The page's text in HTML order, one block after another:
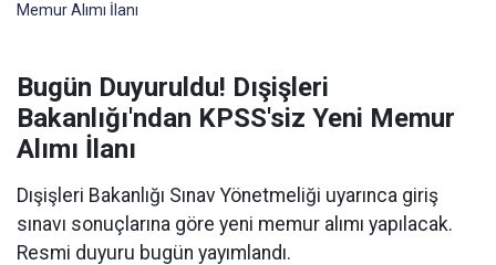
Memur Alımı İlanı
Bugün Duyuruldu! Dışişleri
Bakanlığı'ndan KPSS'siz Yeni Memur
Alımı İlanı
Dışişleri Bakanlığı Sınav Yönetmeliği uyarınca giriş
sınavı sonuçlarına göre yeni memur alımı yapılacak.
Resmi duyuru bugün yayımlandı.